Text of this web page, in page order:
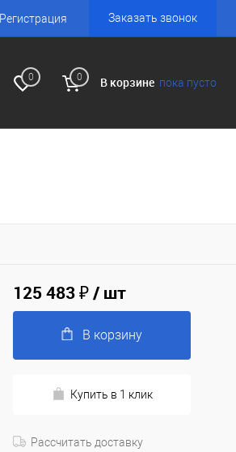
Регистрация Заказать звонок
0 0 В корзине пока пусто
125 483 ₽/ шт
В корзину
Купить в 1 клик
Рассчитать доставку